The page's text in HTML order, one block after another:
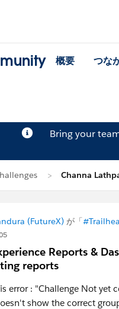
概要 つな
Bring your
Channa
(FutureX) が「
Reports &
reports
error : "Challenge Not yet
show the correct